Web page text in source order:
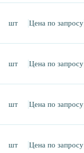
шт Цена по запросу
шт Цена по запросу
шт Цена по запросу
шт Цена по запросу